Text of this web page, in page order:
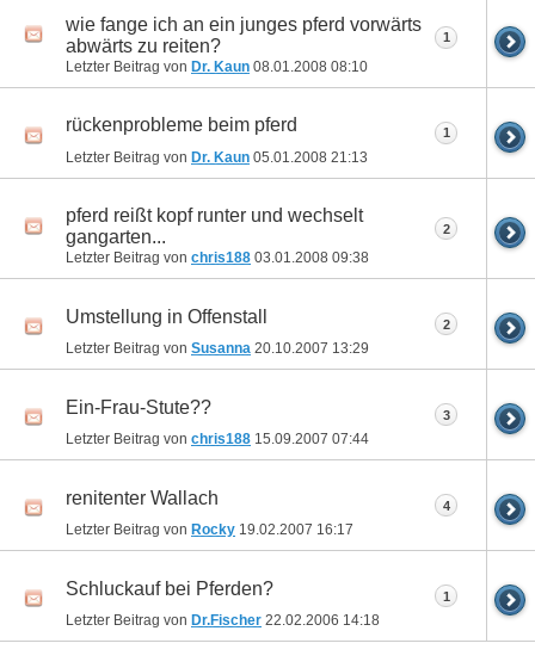
wie fange ich an ein junges pferd vorwärts
abwärts zu reiten?
Letzter Beitrag von Dr. Kaun 08.01.2008 08:10
1
rückenprobleme beim pferd
Letzter Beitrag von Dr. Kaun 05.01.2008 21:13
1
pferd reißt kopf runter und wechselt
gangarten...
Letzter Beitrag von chris188 03.01.2008 09:38
2
Umstellung in Offenstall
Letzter Beitrag von Susanna 20.10.2007 13:29
2
Ein-Frau-Stute??
Letzter Beitrag von chris188 15.09.2007 07:44
3
renitenter Wallach
Letzter Beitrag von Rocky 19.02.2007 16:17
4
Schluckauf bei Pferden?
Letzter Beitrag von Dr.Fischer 22.02.2006 14:18
1